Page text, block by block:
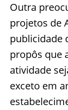
Outra
projetos de
publicidade
propôs que
atividade
exceto em